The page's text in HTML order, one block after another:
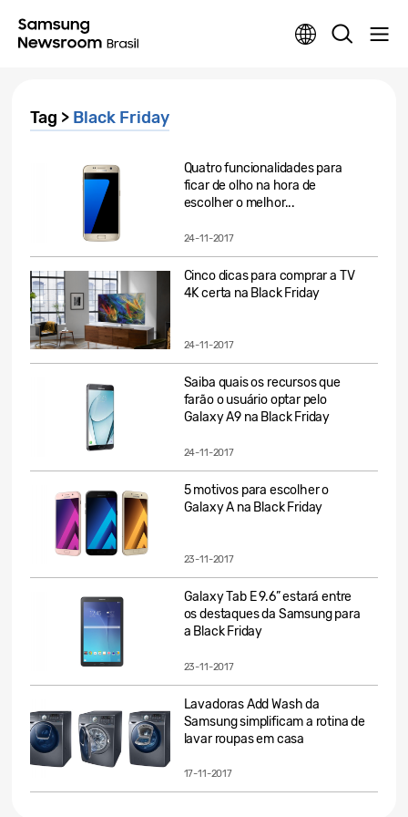
Tag > Black Friday
Quatro funcionalidades para
ficar de olho na hora de
escolher o melhor...
24-11-2017
Cinco dicas para comprar a TV
4K certa na Black Friday
24-11-2017
Saiba quais os recursos que
farão o usuário optar pelo
Galaxy A9 na Black Friday
24-11-2017
5 motivos para escolher o
Galaxy A na Black Friday
23-11-2017
Galaxy Tab E 9.6” estará entre
os destaques da Samsung para
a Black Friday
23-11-2017
Lavadoras Add Wash da
Samsung simplificam a rotina de
lavar roupas em casa
17-11-2017